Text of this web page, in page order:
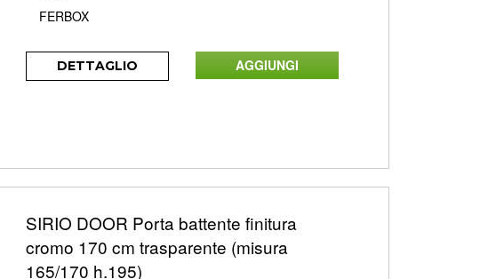
FERBOX
DETTAGLIO
SIRIO DOOR Porta battente finitura
cromo 170 cm trasparente (misura
165/170 h.195)